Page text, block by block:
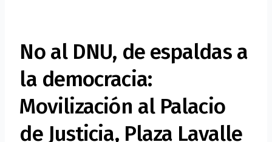
No al DNU, de espaldas a
la democracia:
Movilización al Palacio
de Justicia, Plaza Lavalle